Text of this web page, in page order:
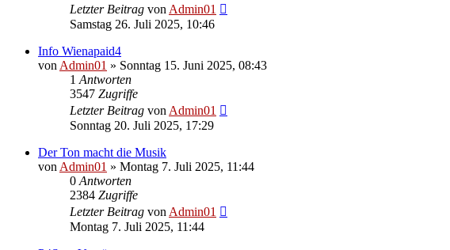
Letzter Beitrag von Admin01
Samstag 26. Juli 2025, 10:46
Info Wienapaid4
von Admin01 » Sonntag 15. Juni 2025, 08:43
1 Antworten
3547 Zugriffe
Letzter Beitrag von Admin01
Sonntag 20. Juli 2025, 17:29
Der Ton macht die Musik
von Admin01 » Montag 7. Juli 2025, 11:44
0 Antworten
2384 Zugriffe
Letzter Beitrag von Admin01
Montag 7. Juli 2025, 11:44